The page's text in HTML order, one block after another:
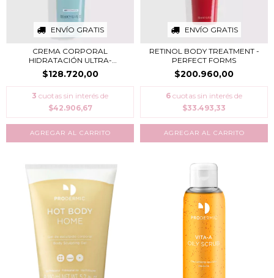
ENVÍO GRATIS
CREMA CORPORAL
HIDRATACIÓN ULTRA-
RECONFO...
$128.720,00
3 cuotas sin interés de
$42.906,67
ENVÍO GRATIS
RETINOL BODY TREATMENT -
PERFECT FORMS
$200.960,00
6 cuotas sin interés de
$33.493,33